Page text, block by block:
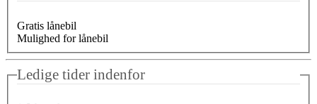
Gratis lånebil
Mulighed for lånebil
Ledige tider indenfor